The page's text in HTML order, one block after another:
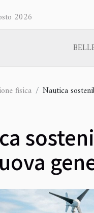
2026
fisica Nautica